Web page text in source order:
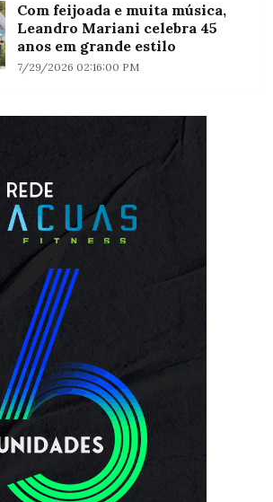
Com feijoada e muita música,
Leandro Mariani celebra 45
anos em grande estilo
7/29/2026 02:16:00 PM